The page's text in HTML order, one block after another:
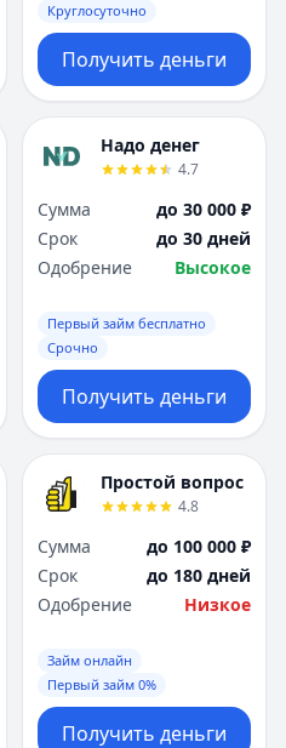
Круглосуточно
Получить деньги
Надо денег
4.7
Сумма
до 30 000 ₽
Срок
до 30 дней
Одобрение
Высокое
Первый займ бесплатно
Срочно
Получить деньги
Простой вопрос
4.8
Сумма
до 100 000 ₽
Срок
до 180 дней
Одобрение
Низкое
Займ онлайн
Первый займ 0%
Получить деньги